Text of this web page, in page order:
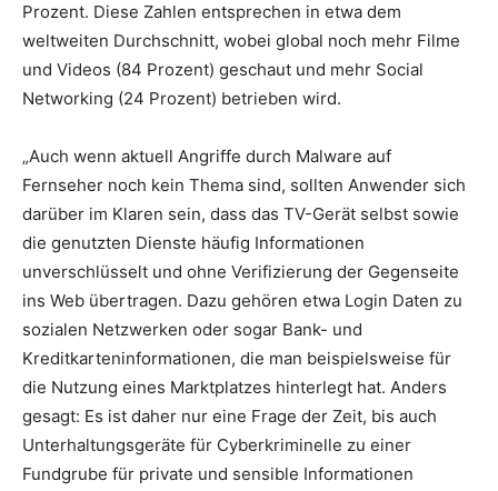
Prozent. Diese Zahlen entsprechen in etwa dem
weltweiten Durchschnitt, wobei global noch mehr Filme
und Videos (84 Prozent) geschaut und mehr Social
Networking (24 Prozent) betrieben wird.
„Auch wenn aktuell Angriffe durch Malware auf
Fernseher noch kein Thema sind, sollten Anwender sich
darüber im Klaren sein, dass das TV-Gerät selbst sowie
die genutzten Dienste häufig Informationen
unverschlüsselt und ohne Verifizierung der Gegenseite
ins Web übertragen. Dazu gehören etwa Login Daten zu
sozialen Netzwerken oder sogar Bank- und
Kreditkarteninformationen, die man beispielsweise für
die Nutzung eines Marktplatzes hinterlegt hat. Anders
gesagt: Es ist daher nur eine Frage der Zeit, bis auch
Unterhaltungsgeräte für Cyberkriminelle zu einer
Fundgrube für private und sensible Informationen